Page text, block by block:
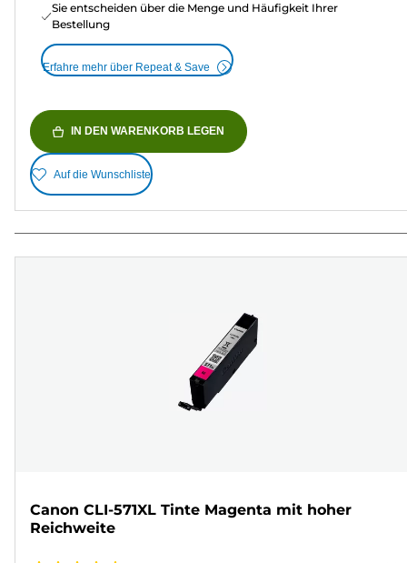
Sie entscheiden über die Menge und Häufigkeit Ihrer
Bestellung
Erfahre mehr über Repeat & Save
IN DEN WARENKORB LEGEN
Auf die Wunschliste
Canon CLI-571XL Tinte Magenta mit hoher
Reichweite